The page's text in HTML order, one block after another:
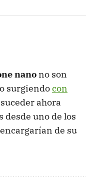
nano no son
surgiendocon
ahora
desde uno de los
de su